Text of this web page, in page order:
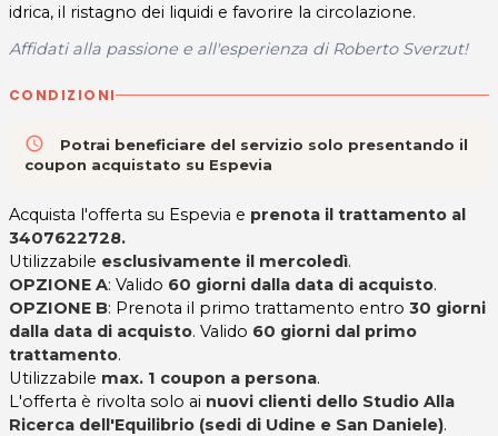
idrica, il ristagno dei liquidi e favorire la circolazione.
Affidati alla passione e all'esperienza di Roberto Sverzut!
CONDIZIONI
access_time
Potrai beneficiare del servizio solo presentando il
coupon acquistato su Espevia
Acquista l'offerta su Espevia e prenota il trattamento al
3407622728.
Utilizzabile esclusivamente il mercoledì.
OPZIONE A: Valido 60 giorni dalla data di acquisto.
OPZIONE B: Prenota il primo trattamento entro 30 giorni
dalla data di acquisto. Valido 60 giorni dal primo
trattamento.
Utilizzabile max. 1 coupon a persona.
L'offerta è rivolta solo ai nuovi clienti dello Studio Alla
Ricerca dell'Equilibrio (sedi di Udine e San Daniele).